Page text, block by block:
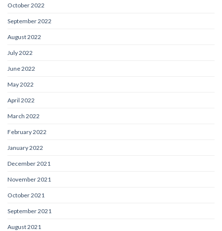
October 2022
September 2022
August 2022
July 2022
June 2022
May 2022
April 2022
March 2022
February 2022
January 2022
December 2021
November 2021
October 2021
September 2021
August 2021